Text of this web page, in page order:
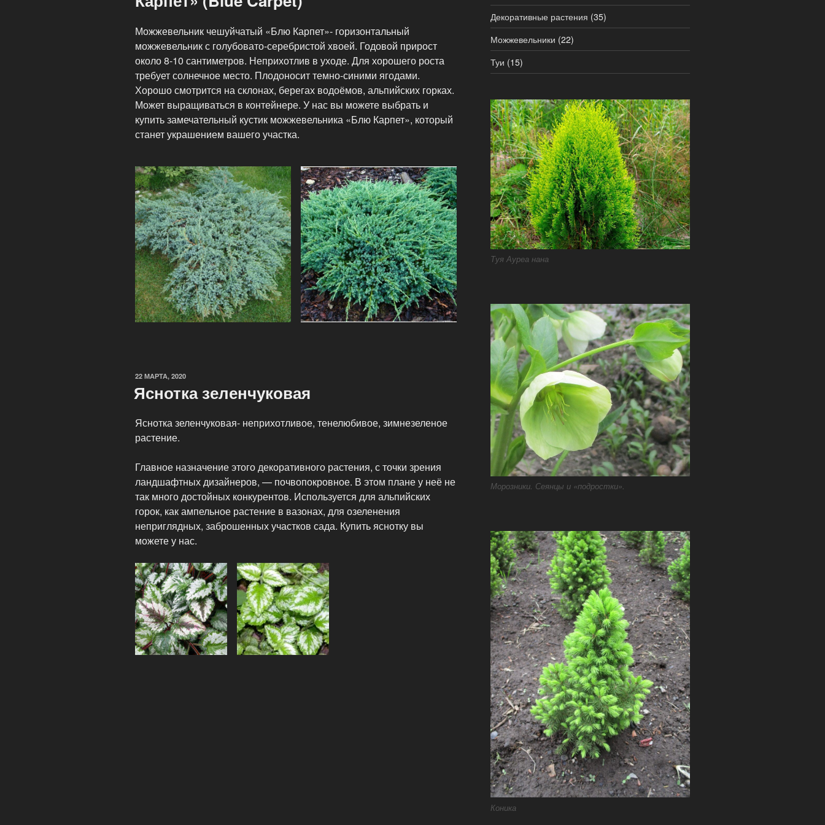
Можжевельник чешуйчатый «Блю Карпет»- горизонтальный
можжевельник с голубовато-серебристой хвоей. Годовой прирост
около 8-10 сантиметров. Неприхотлив в уходе. Для хорошего роста
требует солнечное место. Плодоносит темно-синими ягодами.
Хорошо смотрится на склонах, берегах водоёмов, альпийских горках.
Может выращиваться в контейнере. У нас вы можете выбрать и
купить замечательный кустик можжевельника «Блю Карпет», который
станет украшением вашего участка.
ОПУБЛИКОВАНО
22 МАРТА, 2020
Яснотка зеленчуковая
Яснотка зеленчуковая- неприхотливое, тенелюбивое, зимнезеленое
растение.
Главное назначение этого декоративного растения, с точки зрения
ландшафтных дизайнеров, — почвопокровное. В этом плане у неё не
так много достойных конкурентов. Используется для альпийских
горок, как ампельное растение в вазонах, для озеленения
неприглядных, заброшенных участков сада. Купить яснотку вы
можете у нас.
Декоративные растения (35)
Можжевельники (22)
Туи (15)
Туя Ауреа нана
Морозники. Сеянцы и «подростки».
Коника